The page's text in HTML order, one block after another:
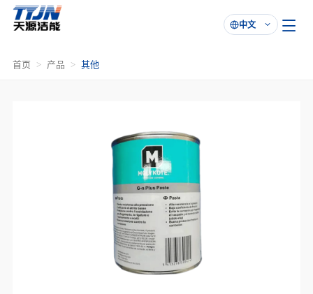

中文
首页 产品 其他